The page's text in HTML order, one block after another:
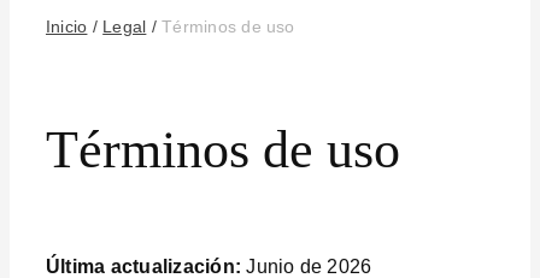
Inicio / Legal /Términos de uso
Términos de uso
Última actualización: Junio de 2026